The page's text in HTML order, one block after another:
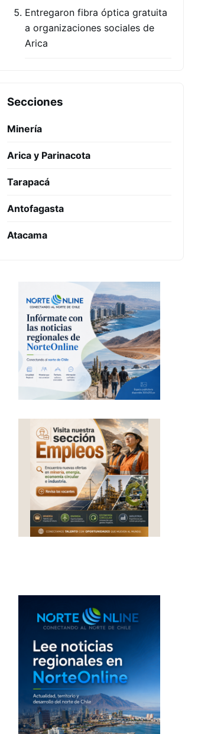
Entregaron fibra óptica gratuita
a organizaciones sociales de
Arica
Secciones
Minería
Arica y Parinacota
Tarapacá
Antofagasta
Atacama